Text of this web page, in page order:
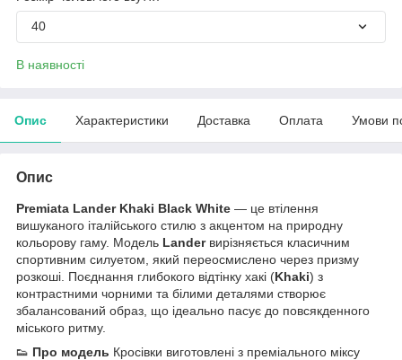
40
В наявності
Опис Характеристики Доставка Оплата Умови
Опис
Premiata Lander Khaki Black White — це втілення
вишуканого італійського стилю з акцентом на природну
кольорову гаму. Модель Landerвирізняється класичним
спортивним силуетом, який переосмислено через призму
розкоші. Поєднання глибокого відтінку хакі (Khaki) з
контрастними чорними та білими деталями створює
збалансований образ, що ідеально пасує до повсякденного
міського ритму.
👟 Про модель Кросівки виготовлені з преміального міксу